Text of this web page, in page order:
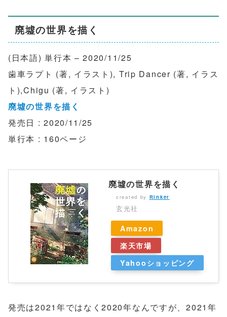
廃墟の世界を描く
(日本語) 単行本 – 2020/11/25
歯車ラプト (著, イラスト), Trip Dancer (著, イラス
ト),Chigu (著, イラスト)
廃墟の世界を描く
発売日 : 2020/11/25
単行本 : 160ページ
廃墟の世界を描く
created by Rinker
玄光社
Amazon
楽天市場
Yahooショッピング
発売は2021年ではなく2020年なんですが、2021年